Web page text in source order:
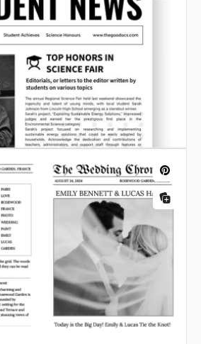
de mariage éditable
et les souvenirs
classique
d'un design élégant et
Découvrez notre modèle
classique gratuit comprenant
et imprimables.
journal vierge